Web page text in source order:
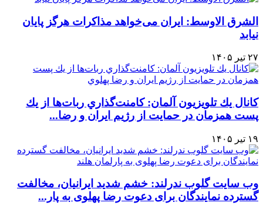
الشرق الاوسط: ایران می‌خواهد مذاکرات هرگز پایان
نیابد
۲۷ تیر ۱۴۰۵
كانال يك تلويزيون آلمان: كامنت‌گذاري ربات‌ها از يك
پست همزمان در حمايت از رژيم ايران و رضا...
۱۹ تیر ۱۴۰۵
وب سایت گلوب ندرلند: خشم شدید ایرانیان، مخالفت
گسترده نمایندگان برای دعوت رضا پهلوی به پار...